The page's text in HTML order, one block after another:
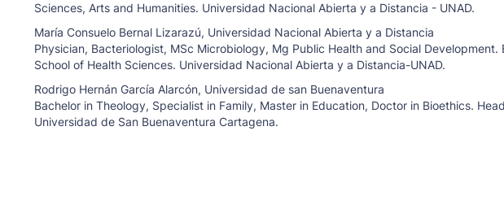
Sciences, Arts and Humanities. Universidad Nacional Abierta y a Distancia - UNAD.
María Consuelo Bernal Lizarazú, Universidad Nacional Abierta y a Distancia
Physician, Bacteriologist, MSc Microbiology, Mg Public Health and Social Development.
School of Health Sciences. Universidad Nacional Abierta y a Distancia-UNAD.
Rodrigo Hernán García Alarcón, Universidad de san Buenaventura
Bachelor in Theology, Specialist in Family, Master in Education, Doctor in Bioethics.
Universidad de San Buenaventura Cartagena.